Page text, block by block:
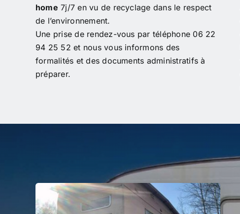
home 7j/7 en vu de recyclage dans le respect
de l’environnement.
Une prise de rendez-vous par téléphone 06 22
94 25 52 et nous vous informons des
formalités et des documents administratifs à
préparer.